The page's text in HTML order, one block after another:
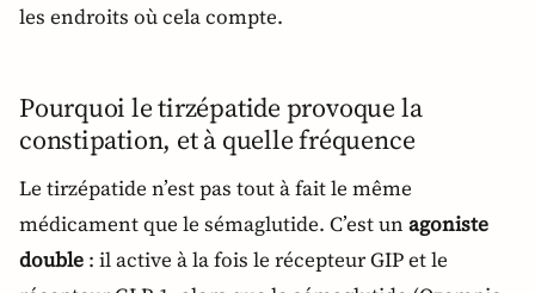
les endroits où cela compte.
Pourquoi le tirzépatide provoque la
constipation, et à quelle fréquence
Le tirzépatide n’est pas tout à fait le même
médicament que le sémaglutide. C’est un agoniste
double : il active à la fois le récepteur GIP et le